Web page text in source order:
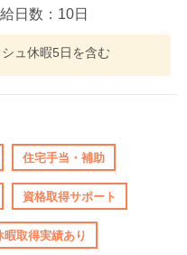
日数：10日
ュ休暇5日を含む
住宅手当・補助
資格取得サポート
暇取得実績あり